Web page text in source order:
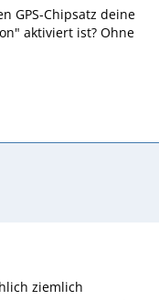
GPS-Chipsatz deine
aktiviert ist? Ohne
ziemlich